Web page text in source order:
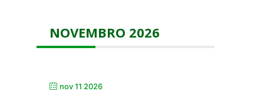
NOVEMBRO 2026
nov 11 2026